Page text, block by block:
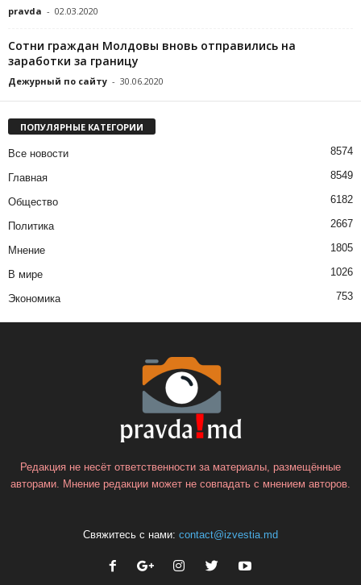
pravda - 02.03.2020
Сотни граждан Молдовы вновь отправились на
заработки за границу
Дежурный по сайту - 30.06.2020
ПОПУЛЯРНЫЕ КАТЕГОРИИ
Все новости 8574
Главная 8549
Общество 6182
Политика 2667
Мнение 1805
В мире 1026
Экономика 753
Редакция не несёт ответственности за материалы, размещённые
авторами. Мнение редакции может не совпадать с мнением авторов.
Свяжитесь с нами: contact@izvestia.md